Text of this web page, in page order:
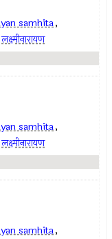
samhita,
लक्ष्मीनारायण
samhita,
लक्ष्मीनारायण
samhita,